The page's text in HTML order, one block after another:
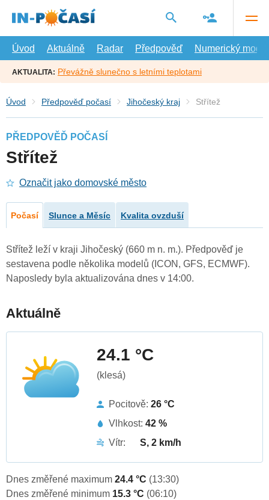
hlavní
Úvod
Aktuálně Radar Předpověď Numerický model
AKTUALITA: Převážně slunečno s letními teplotami
Úvod Předpověď počasí Jihočeský kraj Střítež
PŘEDPOVĚĎ POČASÍ
Střítež
Označit jako domovské město
Počasí Slunce a Měsíc Kvalita ovzduší
Střítež leží v kraji Jihočeský (660 m n. m.). Předpověď je
sestavena podle několika modelů (ICON, GFS, ECMWF).
Naposledy byla aktualizována dnes v 14:00.
Aktuálně
24.1 °C
(klesá)
Pocitově: 26 °C
Vlhkost: 42 %
Vítr:
S, 2 km/h
Dnes změřené maximum 24.4 °C (13:30)
Dnes změřené minimum 15.3 °C (06:10)